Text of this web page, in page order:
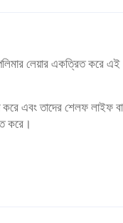
লেয়ার একত্রিত করে
করে এবং তাদের শেলফ লাইফ
করে।